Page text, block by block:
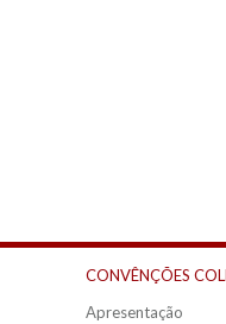
CONVÊNÇÕES
Apresentação